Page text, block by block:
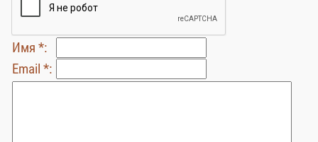
Имя *:
Email *: